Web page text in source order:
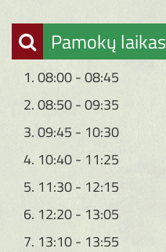
Pamokų laikas
1. 08:00 - 08:45
2. 08:50 - 09:35
3. 09:45 - 10:30
4. 10:40 - 11:25
5. 11:30 - 12:15
6. 12:20 - 13:05
7. 13:10 - 13:55